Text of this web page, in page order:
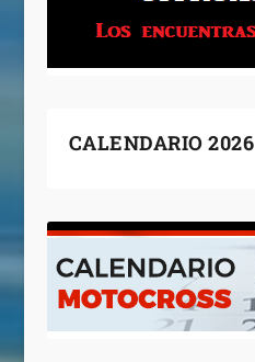
CALENDARIO 2026